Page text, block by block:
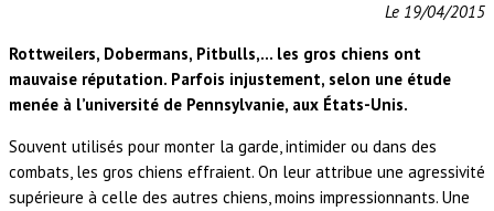
Le 19/04/2015
Rottweilers, Dobermans, Pitbulls,… les gros chiens ont
mauvaise réputation. Parfois injustement, selon une étude
menée à l’université de Pennsylvanie, aux États-Unis.
Souvent utilisés pour monter la garde, intimider ou dans des
combats, les gros chiens effraient. On leur attribue une agressivité
supérieure à celle des autres chiens, moins impressionnants. Une